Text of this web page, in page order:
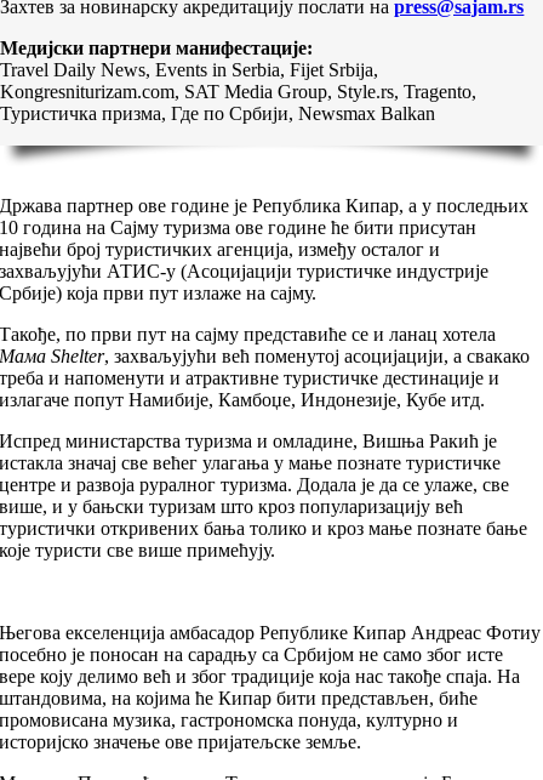
Захтев за новинарску акредитацију послати наpress@sajam.rs
Медијски партнери манифестације:
Travel Daily News, Events in Serbia, Fijet Srbija,
Kongresniturizam.com, SAT Media Group, Style.rs, Tragento,
Туристичка призма, Где по Србији, Newsmax Balkan
Држава партнер ове године је Република Кипар, а у последњих
10 година на Сајму туризма ове године ће бити присутан
највећи број туристичких агенција, између осталог и
захваљујући АТИС-у (Асоцијацији туристичке индустрије
Србије) која први пут излаже на сајму.
Такође, по први пут на сајму представиће се и ланац хотела
Мама Shelter, захваљујући већ поменутој асоцијацији, а свакако
треба и напоменути и атрактивне туристичке дестинације и
излагаче попут Намибије, Камбоџе, Индонезије, Кубе итд.
Испред министарства туризма и омладине, Вишња Ракић је
истакла значај све већег улагања у мање познате туристичке
центре и развоја руралног туризма. Додала је да се улаже, све
више, и у бањски туризам што кроз популаризацију већ
туристички откривених бања толико и кроз мање познате бање
које туристи све више примећују.
Његова екселенција амбасадор Републике Кипар Андреас Фотиу
посебно је поносан на сарадњу са Србијом не само због исте
вере коју делимо већ и због традиције која нас такође спаја. На
штандовима, на којима ће Кипар бити представљен, биће
промовисана музика, гастрономска понуда, културно и
историјско значење ове пријатељске земље.